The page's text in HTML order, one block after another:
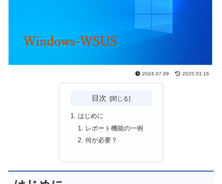
2024.07.09 2025.03.16
目次
はじめに
レポート機能の一例
何が必要？